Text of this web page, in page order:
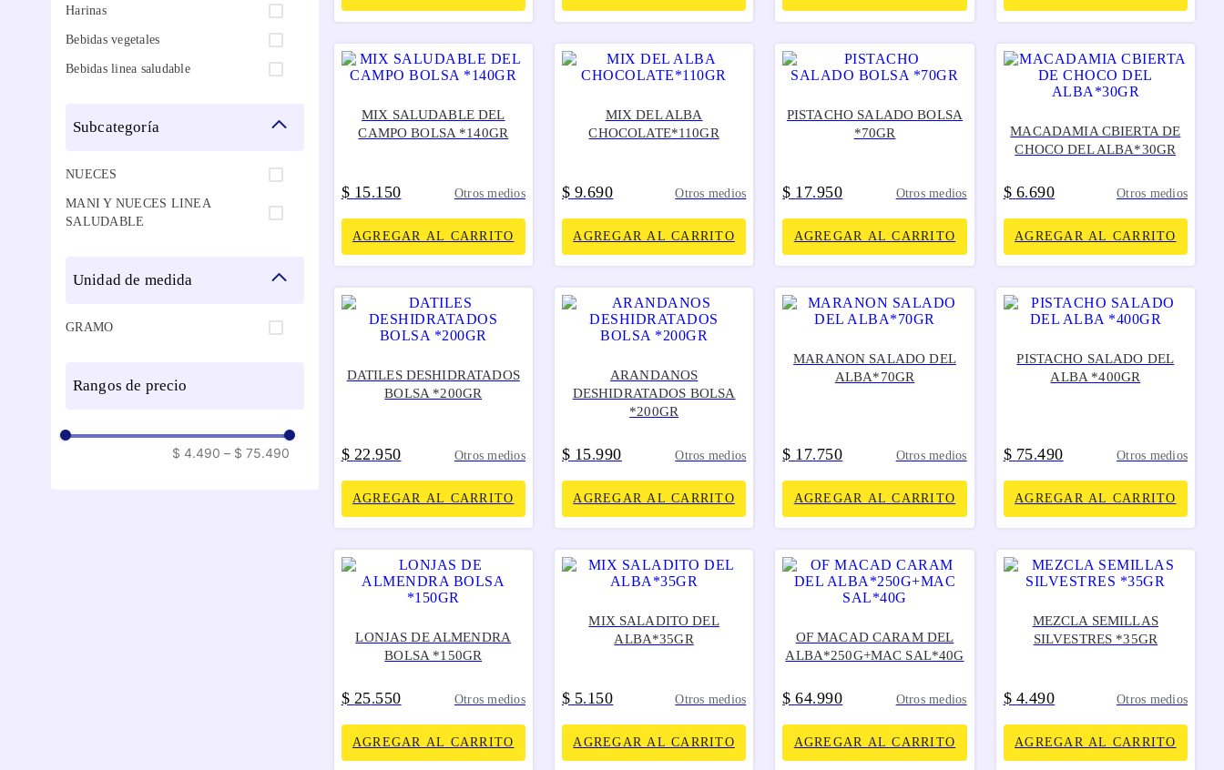
Harinas
Bebidas vegetales
Bebidas linea saludable
subcategoría
NUECES
MANI Y NUECES LINEA
SALUDABLE
unidad de medida
GRAMO
rangos de precio
$ 4.490 – $ 75.490
MIX SALUDABLE DEL
CAMPO BOLSA *140GR
$ 15.150 Otros medios
AGREGAR AL CARRITO
MIX DEL ALBA
CHOCOLATE*110GR
$ 9.690 Otros medios
AGREGAR AL CARRITO
PISTACHO SALADO BOLSA
*70GR
$ 17.950 Otros medios
AGREGAR AL CARRITO
MACADAMIA CBIERTA DE
CHOCO DEL ALBA*30GR
$ 6.690 Otros medios
AGREGAR AL CARRITO
DATILES DESHIDRATADOS
BOLSA *200GR
$ 22.950 Otros medios
AGREGAR AL CARRITO
ARANDANOS
DESHIDRATADOS BOLSA
*200GR
$ 15.990 Otros medios
AGREGAR AL CARRITO
MARANON SALADO DEL
ALBA*70GR
$ 17.750 Otros medios
AGREGAR AL CARRITO
PISTACHO SALADO DEL
ALBA *400GR
$ 75.490 Otros medios
AGREGAR AL CARRITO
LONJAS DE ALMENDRA
BOLSA *150GR
$ 25.550 Otros medios
AGREGAR AL CARRITO
MIX SALADITO DEL
ALBA*35GR
$ 5.150 Otros medios
AGREGAR AL CARRITO
OF MACAD CARAM DEL
ALBA*250G+MAC SAL*40G
$ 64.990 Otros medios
AGREGAR AL CARRITO
MEZCLA SEMILLAS
SILVESTRES *35GR
$ 4.490 Otros medios
AGREGAR AL CARRITO